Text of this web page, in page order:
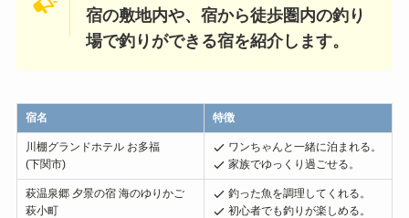
宿の敷地内や、宿から徒歩圏内の釣り
場で釣りができる宿を紹介します。
宿名 特徴
川棚グランドホテル お多福
(下関市)
ワンちゃんと一緒に泊まれる。
家族でゆっくり過ごせる。
萩温泉郷 夕景の宿 海のゆりかご
萩小町
釣った魚を調理してくれる。
初心者でも釣りが楽しめる。